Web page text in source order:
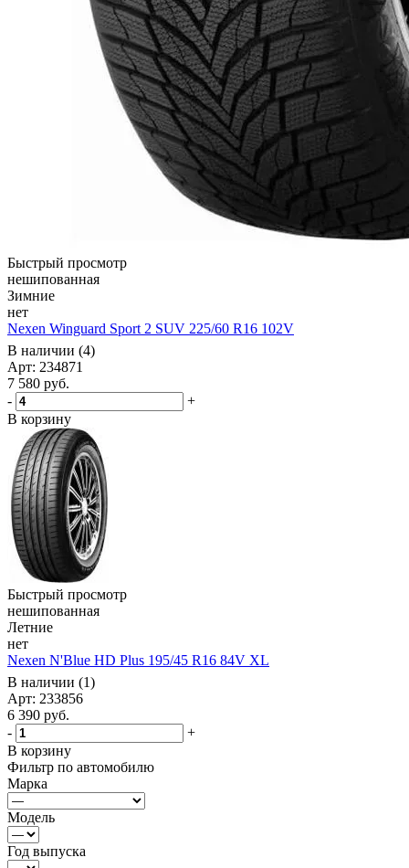
Быстрый просмотр
нешипованная
Зимние
нет
Nexen Winguard Sport 2 SUV 225/60 R16 102V
В наличии (4)
Арт: 234871
7 580 руб.
-
+
В корзину
Быстрый просмотр
нешипованная
Летние
нет
Nexen N'Blue HD Plus 195/45 R16 84V XL
В наличии (1)
Арт: 233856
6 390 руб.
-
+
В корзину
Фильтр по автомобилю
Марка
Модель
Год выпуска